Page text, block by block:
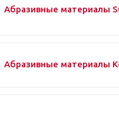
Абразивные материалы
Абразивные материалы